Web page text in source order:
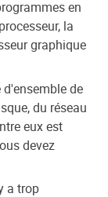
en
la
graphique
de
du réseau
eux est
devez
a trop